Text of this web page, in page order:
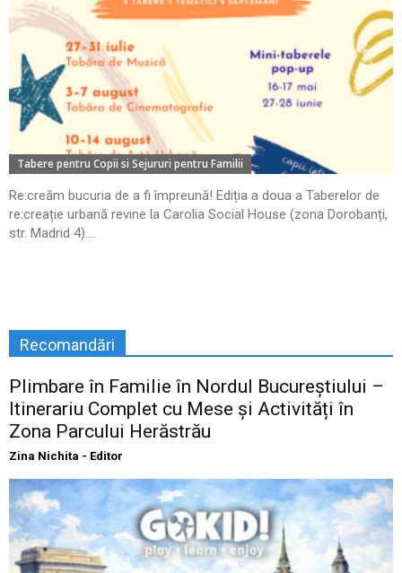
Tabere pentru Copii si Sejururi pentru Familii
Re:creăm bucuria de a fi împreună! Ediția a doua a Taberelor de
re:creație urbană revine la Carolia Social House (zona Dorobanți,
str. Madrid 4)....
Recomandări
Plimbare în Familie în Nordul Bucureștiului –
Itinerariu Complet cu Mese și Activități în
Zona Parcului Herăstrău
Zina Nichita - Editor